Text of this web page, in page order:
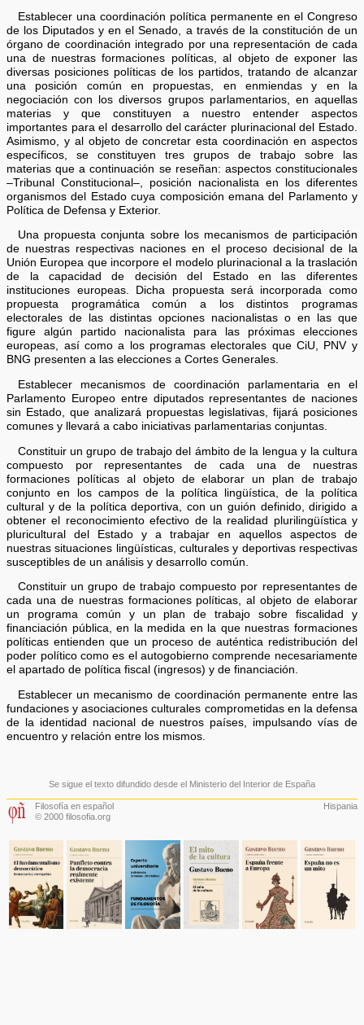
Establecer una coordinación política permanente en el Congreso
de los Diputados y en el Senado, a través de la constitución de un
órgano de coordinación integrado por una representación de cada
una de nuestras formaciones políticas, al objeto de exponer las
diversas posiciones políticas de los partidos, tratando de alcanzar
una posición común en propuestas, en enmiendas y en la
negociación con los diversos grupos parlamentarios, en aquellas
materias y que constituyen a nuestro entender aspectos
importantes para el desarrollo del carácter plurinacional del Estado.
Asimismo, y al objeto de concretar esta coordinación en aspectos
específicos, se constituyen tres grupos de trabajo sobre las
materias que a continuación se reseñan: aspectos constitucionales
–Tribunal Constitucional–, posición nacionalista en los diferentes
organismos del Estado cuya composición emana del Parlamento y
Política de Defensa y Exterior.
Una propuesta conjunta sobre los mecanismos de participación
de nuestras respectivas naciones en el proceso decisional de la
Unión Europea que incorpore el modelo plurinacional a la traslación
de la capacidad de decisión del Estado en las diferentes
instituciones europeas. Dicha propuesta será incorporada como
propuesta programática común a los distintos programas
electorales de las distintas opciones nacionalistas o en las que
figure algún partido nacionalista para las próximas elecciones
europeas, así como a los programas electorales que CiU, PNV y
BNG presenten a las elecciones a Cortes Generales.
Establecer mecanismos de coordinación parlamentaria en el
Parlamento Europeo entre diputados representantes de naciones
sin Estado, que analizará propuestas legislativas, fijará posiciones
comunes y llevará a cabo iniciativas parlamentarias conjuntas.
Constituir un grupo de trabajo del ámbito de la lengua y la cultura
compuesto por representantes de cada una de nuestras
formaciones políticas al objeto de elaborar un plan de trabajo
conjunto en los campos de la política lingüística, de la política
cultural y de la política deportiva, con un guión definido, dirigido a
obtener el reconocimiento efectivo de la realidad plurilingüística y
pluricultural del Estado y a trabajar en aquellos aspectos de
nuestras situaciones lingüísticas, culturales y deportivas respectivas
susceptibles de un análisis y desarrollo común.
Constituir un grupo de trabajo compuesto por representantes de
cada una de nuestras formaciones políticas, al objeto de elaborar
un programa común y un plan de trabajo sobre fiscalidad y
financiación pública, en la medida en la que nuestras formaciones
políticas entienden que un proceso de auténtica redistribución del
poder político como es el autogobierno comprende necesariamente
el apartado de política fiscal (ingresos) y de financiación.
Establecer un mecanismo de coordinación permanente entre las
fundaciones y asociaciones culturales comprometidas en la defensa
de la identidad nacional de nuestros países, impulsando vías de
encuentro y relación entre los mismos.
Se sigue el texto difundido desde el Ministerio del Interior de España
Filosofía en español
© 2000 filosofia.org
Hispania